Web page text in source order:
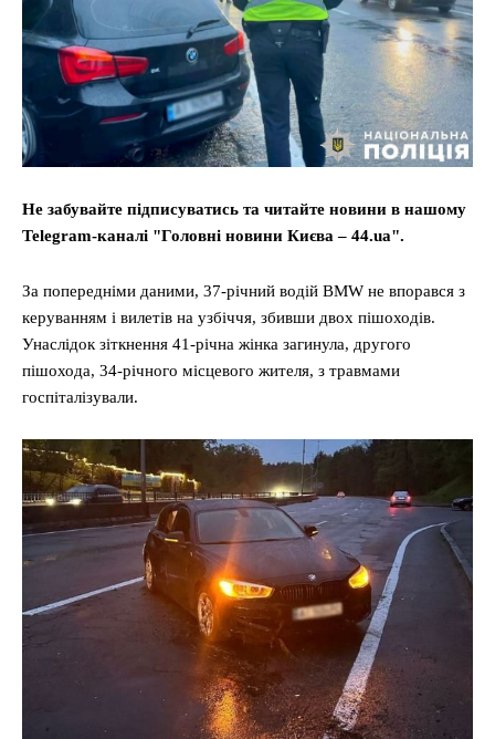
Не забувайте підписуватись та читайте новини в нашому
Telegram-каналі "Головні новини Києва – 44.ua".
За попередніми даними, 37-річний водій BMW не впорався з
керуванням і вилетів на узбіччя, збивши двох пішоходів.
Унаслідок зіткнення 41-річна жінка загинула, другого
пішохода, 34-річного місцевого жителя, з травмами
госпіталізували.